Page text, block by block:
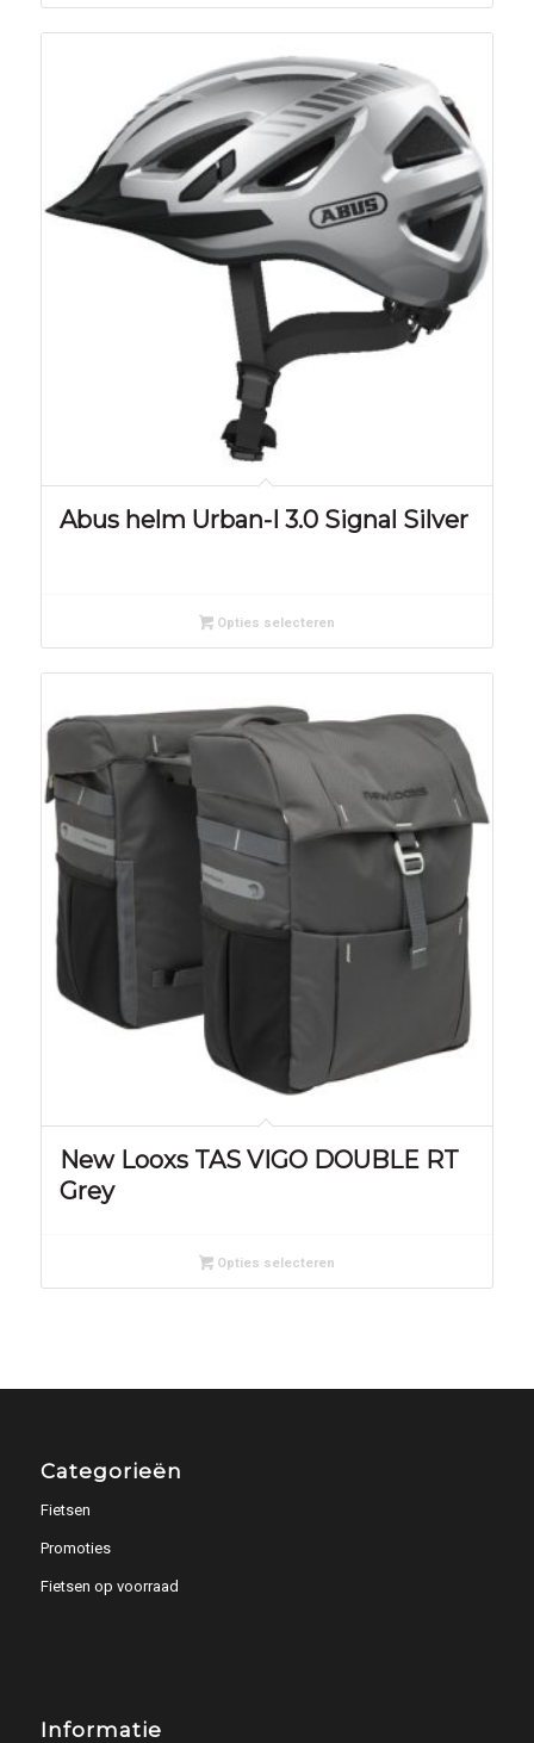
Abus helm Urban-I 3.0 Signal Silver
Opties selecteren
New Looxs TAS VIGO DOUBLE RT
Grey
Opties selecteren
Categorieën
Fietsen
Promoties
Fietsen op voorraad
Informatie